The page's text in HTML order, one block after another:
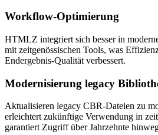
Workflow-Optimierung
HTMLZ integriert sich besser in
mit zeitgenössischen Tools, was
Endergebnis-Qualität verbessert.
Modernisierung legacy
Aktualisieren legacy CBR-Dateien zu
erleichtert zukünftige Verwendung in
garantiert Zugriff über Jahrzehnte